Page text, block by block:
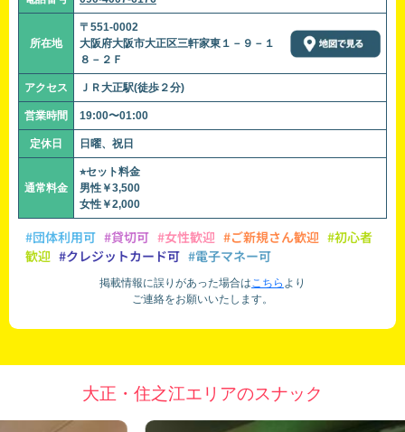
所在地
〒551-0002
大阪府大阪市大正区三軒家東１－９－１
８－２Ｆ
アクセス ＪＲ大正駅(徒歩２分)
営業時間 19:00〜01:00
定休日 日曜、祝日
通常料金
⭐︎セット料金
男性￥3,500
女性￥2,000
#団体利用可 #貸切可 #女性歓迎 #ご新規さん歓迎 #初心者
歓迎 #クレジットカード可 #電子マネー可
掲載情報に誤りがあった場合はこちら より
ご連絡をお願いいたします。
大正・住之江エリアのスナック